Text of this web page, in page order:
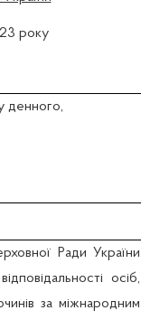
року
денного,
Ради України
осіб,
за міжнародним